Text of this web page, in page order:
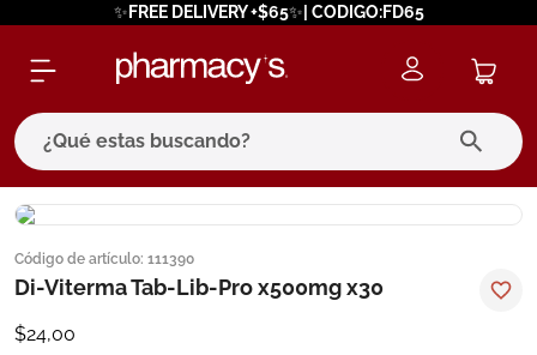
✨FREE DELIVERY +$65✨| CODIGO:FD65
¿Qué estas buscando?
Código de artículo: 111390
Di-Viterma Tab-Lib-Pro x500mg x30
$24,00
términos más buscados
1. eucerin